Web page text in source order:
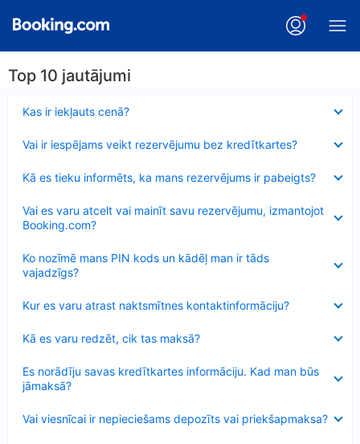
Top 10 jautājumi
Kas ir iekļauts cenā?
Vai ir iespējams veikt rezervējumu bez kredītkartes?
Kā es tieku informēts, ka mans rezervējums ir pabeigts?
Vai es varu atcelt vai mainīt savu rezervējumu, izmantojot
Booking.com?
Ko nozīmē mans PIN kods un kādēļ man ir tāds
vajadzīgs?
Kur es varu atrast naktsmītnes kontaktinformāciju?
Kā es varu redzēt, cik tas maksā?
Es norādīju savas kredītkartes informāciju. Kad man būs
jāmaksā?
Vai viesnīcai ir nepieciešams depozīts vai priekšapmaksa?